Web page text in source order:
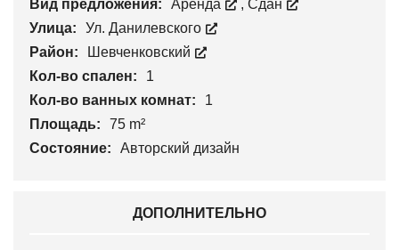
Вид предложения:
Аренда , Сдан
Улица:
Ул. Данилевского
Район:
Шевченковский
Кол-во спален:
1
Кол-во ванных комнат:
1
Площадь:
75 m²
Состояние:
Авторский дизайн
ДОПОЛНИТЕЛЬНО